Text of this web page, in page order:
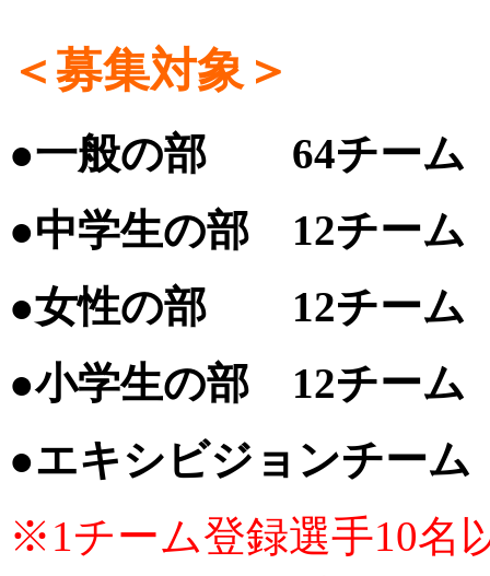
＜募集対象＞
●一般の部 64チーム
●中学生の部 12チーム
●女性の部 12チーム
●小学生の部 12チーム
●エキシビジョンチー
※1チーム登録選手10名